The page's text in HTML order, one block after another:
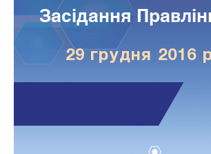
Засідання
29 грудня 2016